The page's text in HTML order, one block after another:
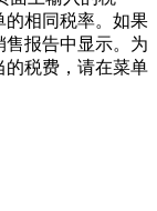
的相同税率。如果
报告中显示。为
的税费，请在菜单